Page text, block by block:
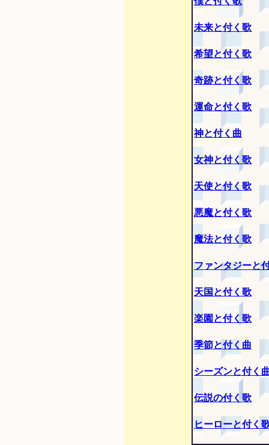
未来と付く歌
希望と付く歌
奇跡と付く歌
運命と付く歌
神と付く曲
女神と付く歌
天使と付く歌
悪魔と付く歌
魔法と付く歌
ファンタジーと
天国と付く歌
楽園と付く歌
季節と付く曲
シーズンと付く
伝説の付く歌
ヒーローと付く